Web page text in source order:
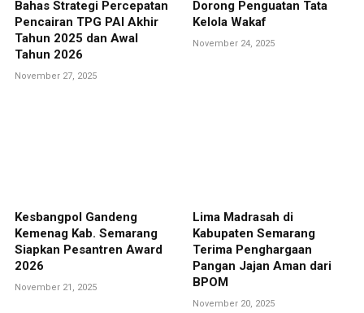
Bahas Strategi Percepatan
Pencairan TPG PAI Akhir
Tahun 2025 dan Awal
Tahun 2026
November 27, 2025
Dorong Penguatan Tata
Kelola Wakaf
November 24, 2025
Kesbangpol Gandeng
Kemenag Kab. Semarang
Siapkan Pesantren Award
2026
November 21, 2025
Lima Madrasah di
Kabupaten Semarang
Terima Penghargaan
Pangan Jajan Aman dari
BPOM
November 20, 2025